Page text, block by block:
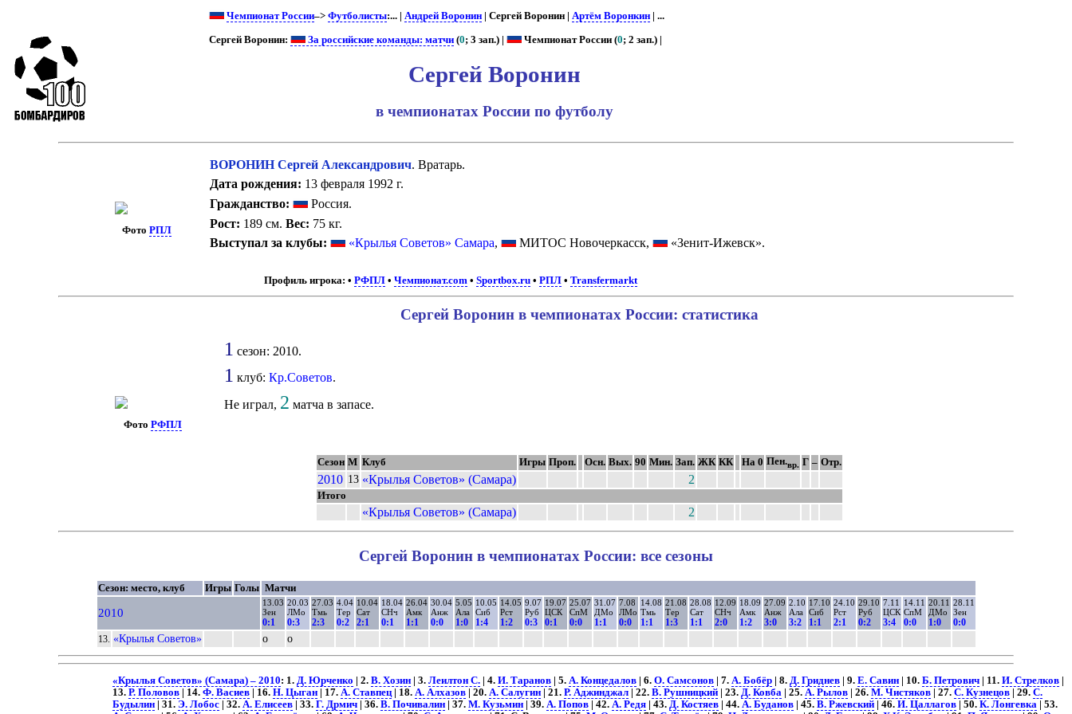
Чемпионат России–>Футболисты:... |Андрей Воронин | Сергей Воронин |Артём Воронкин | ...
Сергей Воронин: За российские команды: матчи (0; 3 зап.) | Чемпионат России (0; 2 зап.) |
Сергей Воронин
в чемпионатах России по футболу
Фото РПЛ
ВОРОНИН Сергей Александрович. Вратарь.
Дата рождения: 13 февраля 1992 г.
Гражданство:
Россия.
Рост: 189 см. Вес: 75 кг.
Выступал за клубы:
«Крылья Советов» Самара, МИТОС Новочеркасск, «Зенит-Ижевск».
Профиль игрока: • РФПЛ• Чемпионат.com• Sportbox.ru• РПЛ• Transfermarkt
Фото РФПЛ
Сергей Воронин в чемпионатах России: статистика
1 сезон: 2010.
1 клуб:Кр.Советов.
Не играл, 2 матча в запасе.
Сезон М Клуб Игры Проп. Осн. Вых. 90 Мин. Зап. ЖК КК На 0 Пен.вр. Г – Отр.
2010 13 «Крылья Советов» (Самара) 2
Итого
«Крылья Советов» (Самара) 2
Сергей Воронин в чемпионатах России: все сезоны
Сезон: место, клуб Игры Голы Матчи
2010
13.03
Зен
0:1
20.03
ЛМо
0:3
27.03
Тмь
2:3
4.04
Тер
0:2
10.04
Сат
2:1
18.04
СНч
0:1
26.04
Амк
1:1
30.04
Анж
0:0
5.05
Ала
1:0
10.05
Сиб
1:4
14.05
Рст
1:2
9.07
Руб
0:3
19.07
ЦСК
0:1
25.07
СпМ
0:0
31.07
ДМо
1:1
7.08
ЛМо
0:0
14.08
Тмь
1:1
21.08
Тер
1:3
28.08
Сат
1:1
12.09
СНч
2:0
18.09
Амк
1:2
27.09
Анж
3:0
2.10
Ала
3:2
17.10
Сиб
1:1
24.10
Рст
2:1
29.10
Руб
0:2
7.11
ЦСК
3:4
14.11
СпМ
0:0
20.11
ДМо
1:0
28.11
Зен
0:0
13. «Крылья Советов» о о
«Крылья Советов» (Самара) – 2010: 1. Д. Юрченко | 2. В. Хозин| 3. Леилтон С.| 4. И. Таранов| 5. А. Концедалов| 6. О. Самсонов| 7. А. Бобёр| 8. Д. Гриднев| 9. Е. Савин| 10. Б. Петрович| 11. И. Стрелков|
13. Р. Половов| 14. Ф. Васиев| 16. Н. Цыган| 17. А. Ставпец| 18. А. Алхазов| 20. А. Салугин| 21. Р. Аджинджал| 22. В. Рушницкий| 23. Д. Ковба| 25. А. Рылов| 26. М. Чистяков| 27. С. Кузнецов| 29. С.
Будылин| 31. Э. Лобос| 32. А. Елисеев| 33. Г. Дрмич| 36. В. Почивалин| 37. М. Кузьмин| 39. А. Попов| 42. А. Редя| 43. Д. Костяев| 44. А. Буданов| 45. В. Ржевский| 46. И. Цаллагов| 50. К. Лонгевка| 53.